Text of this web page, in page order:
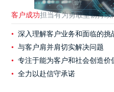
客户成功担当有为勇敢坚韧持续
深入理解客户业务和面临的挑
与客户肩并肩切实解决问题
专注于能为客户和社会创造价
全力以赴信守承诺